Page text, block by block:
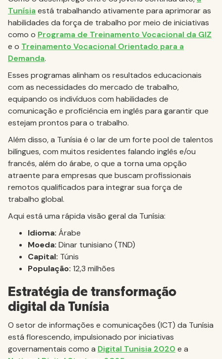
Tunísia está trabalhando ativamente para aprimorar as
habilidades da força de trabalho por meio de iniciativas
como o Programa de Treinamento Vocacional da GIZ
e o Treinamento Vocacional Orientado para a
Demanda.
Esses programas alinham os resultados educacionais
com as necessidades do mercado de trabalho,
equipando os indivíduos com habilidades de
comunicação e proficiência em inglês para garantir que
estejam prontos para o trabalho.
Além disso, a Tunísia é o lar de um forte pool de talentos
bilíngues, com muitos residentes falando inglês e/ou
francês, além do árabe, o que a torna uma opção
atraente para empresas que buscam profissionais
remotos qualificados para integrar sua força de
trabalho global.
Aqui está uma rápida visão geral da Tunísia:
Idioma: Árabe
Moeda: Dinar tunisiano (TND)
Capital: Túnis
População: 12,3 milhões
Estratégia de transformação
digital da Tunísia
O setor de informações e comunicações (ICT) da Tunísia
está florescendo, impulsionado por iniciativas
governamentais como a Digital Tunisia 2020 e a